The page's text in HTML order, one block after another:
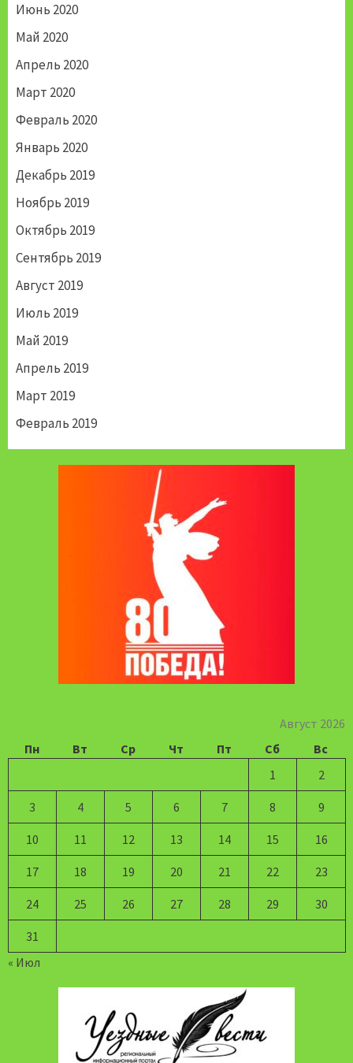
Июнь 2020
Май 2020
Апрель 2020
Март 2020
Февраль 2020
Январь 2020
Декабрь 2019
Ноябрь 2019
Октябрь 2019
Сентябрь 2019
Август 2019
Июль 2019
Май 2019
Апрель 2019
Март 2019
Февраль 2019
Август 2026
Пн
Вт Ср Чт Пт Сб
Вс
1
2
3 4 5 6 7 8 9
10 11 12 13 14 15 16
17 18 19 20 21 22 23
24 25 26 27 28 29 30
31
« Июл